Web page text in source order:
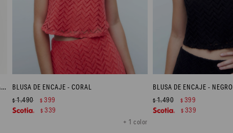
VESTIDO ESCOTE HALTER ESTAMPA MARINA - AZUL MARINO BLUSA DE ENCAJE - CORAL
+ 1 color
$1.490 $ 399
$ 339
BLUSA DE ENCAJE - NEGRO
$1.490 $ 399
$ 339